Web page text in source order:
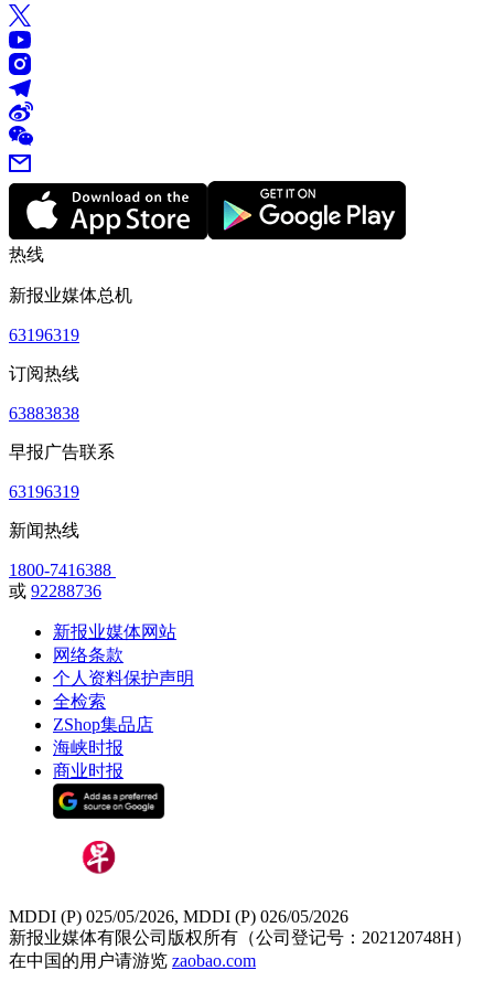
热线
新报业媒体总机
63196319
订阅热线
63883838
早报广告联系
63196319
新闻热线
1800-7416388
或 92288736
新报业媒体网站
网络条款
个人资料保护声明
全检索
ZShop集品店
海峡时报
商业时报
MDDI (P) 025/05/2026, MDDI (P) 026/05/2026
新报业媒体有限公司版权所有（公司登记号：202120748H）
在中国的用户请游览 zaobao.com